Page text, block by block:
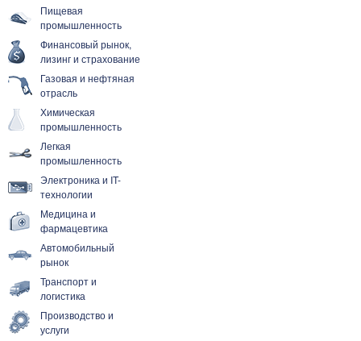
Пищевая
промышленность
Финансовый рынок,
лизинг и страхование
Газовая и нефтяная
отрасль
Химическая
промышленность
Легкая
промышленность
Электроника и IT-
технологии
Медицина и
фармацевтика
Автомобильный
рынок
Транспорт и
логистика
Производство и
услуги